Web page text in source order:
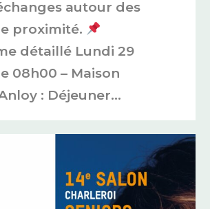
autour des
proximité.
détaillé Lundi 29
08h00 – Maison
: Déjeuner…